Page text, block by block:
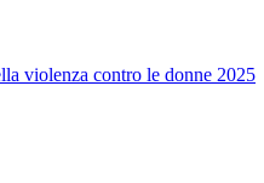
violenza contro le donne 2025